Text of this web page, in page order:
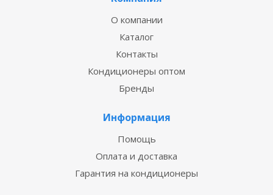
О компании
Каталог
Контакты
Кондиционеры оптом
Бренды
Информация
Помощь
Оплата и доставка
Гарантия на кондиционеры